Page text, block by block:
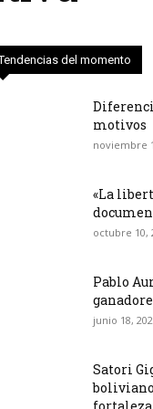
del momento
motivos
noviembre
«La
octubre 10,
Pablo
junio 18,
Satori